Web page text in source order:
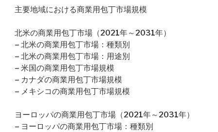
主要地域における商業用包丁市場規模
北米の商業用包丁市場（2021年～2031年）
– 北米の商業用包丁市場：種類別
– 北米の商業用包丁市場：用途別
– 米国の商業用包丁市場規模
– カナダの商業用包丁市場規模
– メキシコの商業用包丁市場規模
ヨーロッパの商業用包丁市場（2021年～2031年）
– ヨーロッパの商業用包丁市場：種類別